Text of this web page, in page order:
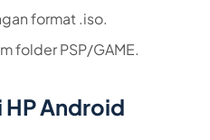
format .iso.
folder PSP/GAME.
HP Android